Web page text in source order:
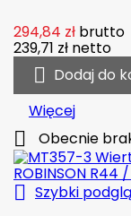
294,84 zł brutto
239,71 zł netto
 Dodaj do
Więcej
 Obecnie
 Szybki